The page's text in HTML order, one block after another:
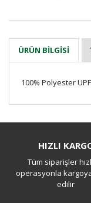
ÜRÜN BILGISI
100% Polyester
HIZLI
Tüm siparişler
operasyonla
edilir